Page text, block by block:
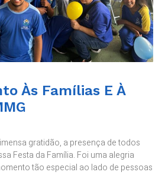
Às Famílias E À
gratidão, a presença de todos
Festa da Família. Foi uma alegria
tão especial ao lado de pessoas